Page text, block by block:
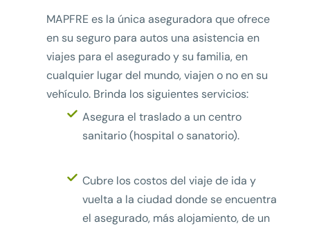
MAPFRE es la única aseguradora que ofrece
en su seguro para autos una asistencia en
viajes para el asegurado y su familia, en
cualquier lugar del mundo, viajen o no en su
vehículo. Brinda los siguientes servicios:
Asegura el traslado a un centro
sanitario (hospital o sanatorio).
Cubre los costos del viaje de ida y
vuelta a la ciudad donde se encuentra
el asegurado, más alojamiento, de un